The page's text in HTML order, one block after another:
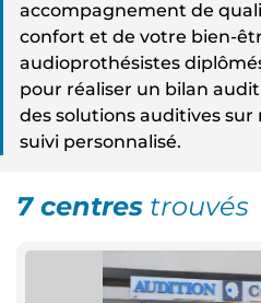
accompagnement de
confort et de votre bien-
audioprothésistes
pour réaliser un bilan
des solutions auditives
suivi personnalisé.
7 centres trouvés